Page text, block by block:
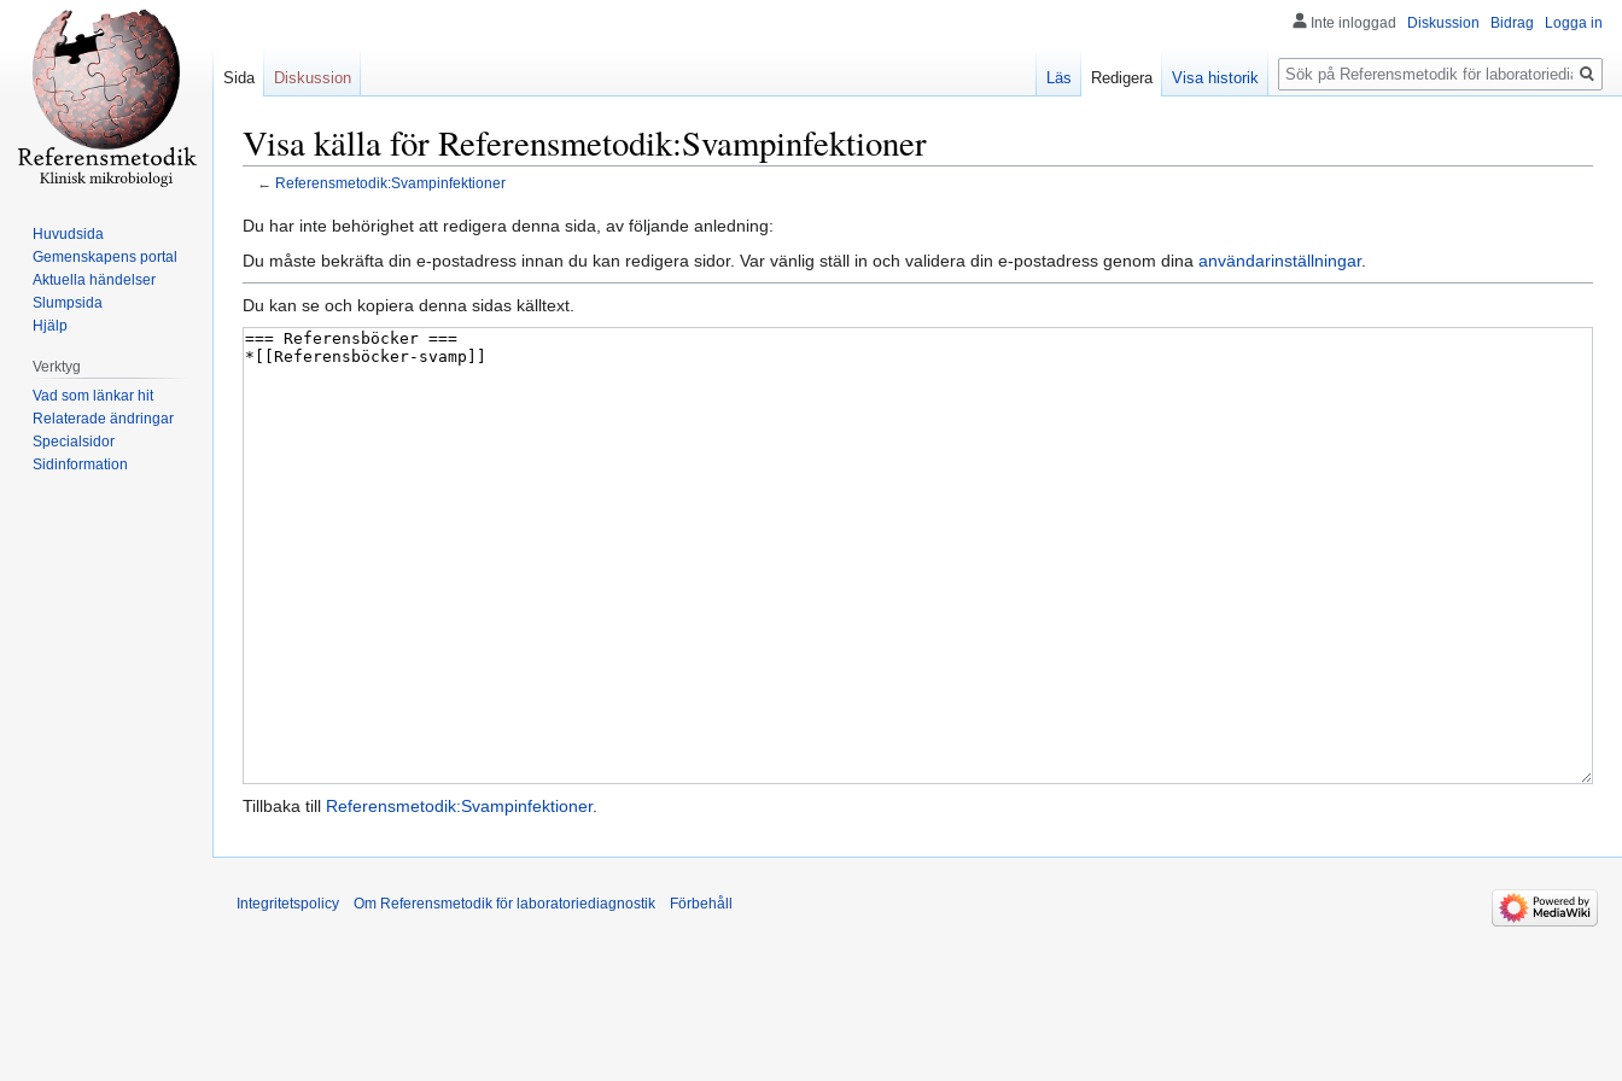
Visa källa för Referensmetodik:Svampinfektioner
← Referensmetodik:Svampinfektioner
Hoppa
till
Hoppa
till
Du har inte behörighet att redigera denna sida, av följande anledning:
Du måste bekräfta din e-postadress innan du kan redigera sidor. Var vänlig ställ in och validera din e-postadress genom dina användarinställningar.
Du kan se och kopiera denna sidas källtext.
Tillbaka till Referensmetodik:Svampinfektioner.
Inte inloggad Diskussion Bidrag Logga in
Sida Diskussion Läs Redigera Visa historik
Sök
Huvudsida
Gemenskapens portal
Aktuella händelser
Slumpsida
Hjälp
Verktyg
Vad som länkar hit
Relaterade ändringar
Specialsidor
Sidinformation
Integritetspolicy Om Referensmetodik för laboratoriediagnostik Förbehåll